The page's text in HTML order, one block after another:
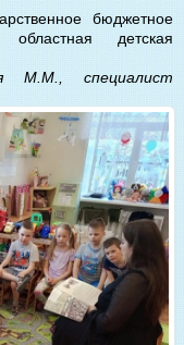
бюджетное
детская
М.М., специалист